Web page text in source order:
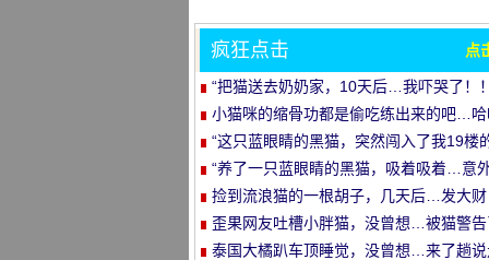
P ›
疯狂点击 点
“把猫送去奶奶家，10天后…我吓哭了！
小猫咪的缩骨功都是偷吃练出来的吧…
哈
“这只蓝眼睛的黑猫，突然闯入了我19楼
家里…”
“养了一只蓝眼睛的黑猫，吸着吸着…意
发生了！”
捡到流浪猫的一根胡子，几天后…发大财
了！
歪果网友吐槽小胖猫，没曾想…被猫警
哈哈哈
泰国大橘趴车顶睡觉，没曾想…来了趟